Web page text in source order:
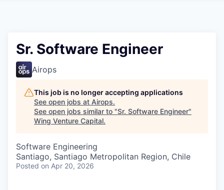
Sr. Software Engineer
Airops
This job is no longer accepting applications
See open jobs at Airops.
See open jobs similar to "Sr. Software Engineer"
Wing Venture Capital.
Software Engineering
Santiago, Santiago Metropolitan Region, Chile
Posted on Apr 20, 2026